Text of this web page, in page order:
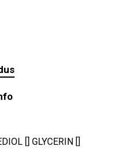
[] GLYCERIN []